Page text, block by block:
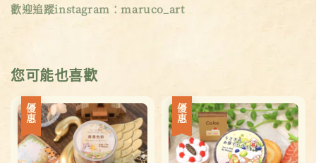
歡迎追蹤instagram：maruco_art
您可能也喜歡
優惠 優惠